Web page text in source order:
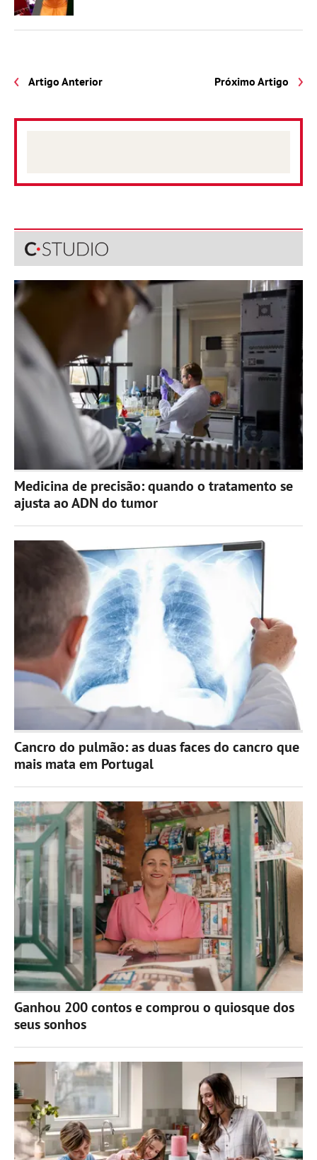
Artigo Anterior Próximo Artigo
Medicina de precisão: quando o tratamento se
ajusta ao ADN do tumor
Cancro do pulmão: as duas faces do cancro que
mais mata em Portugal
Ganhou 200 contos e comprou o quiosque dos
seus sonhos